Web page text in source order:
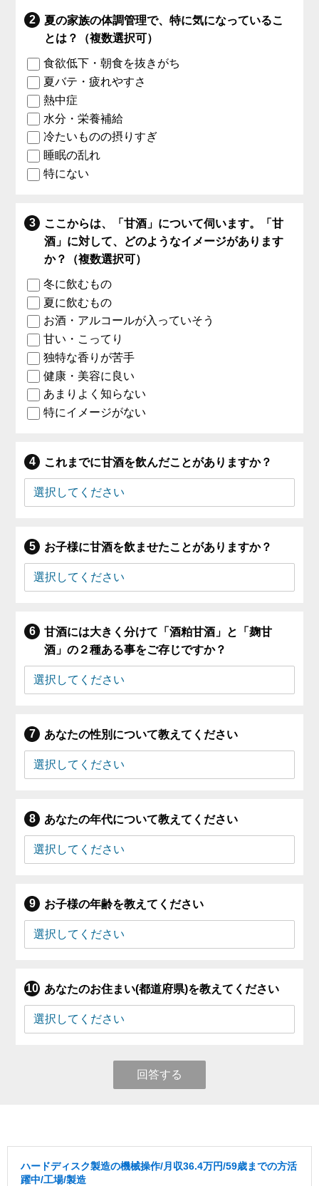
夏の家族の体調管理で、特に気になっているこ
とは？（複数選択可）
食欲低下・朝食を抜きがち
夏バテ・疲れやすさ
熱中症
水分・栄養補給
冷たいものの摂りすぎ
睡眠の乱れ
特にない
ここからは、「甘酒」について伺います。「甘
酒」に対して、どのようなイメージがあります
か？（複数選択可）
冬に飲むもの
夏に飲むもの
お酒・アルコールが入っていそう
甘い・こってり
独特な香りが苦手
健康・美容に良い
あまりよく知らない
特にイメージがない
これまでに甘酒を飲んだことがありますか？
お子様に甘酒を飲ませたことがありますか？
甘酒には大きく分けて「酒粕甘酒」と「麹甘
酒」の２種ある事をご存じですか？
あなたの性別について教えてください
あなたの年代について教えてください
お子様の年齢を教えてください
あなたのお住まい(都道府県)を教えてください
回答する
ハードディスク製造の機械操作/月収36.4万円/59歳までの方活
躍中/工場/製造